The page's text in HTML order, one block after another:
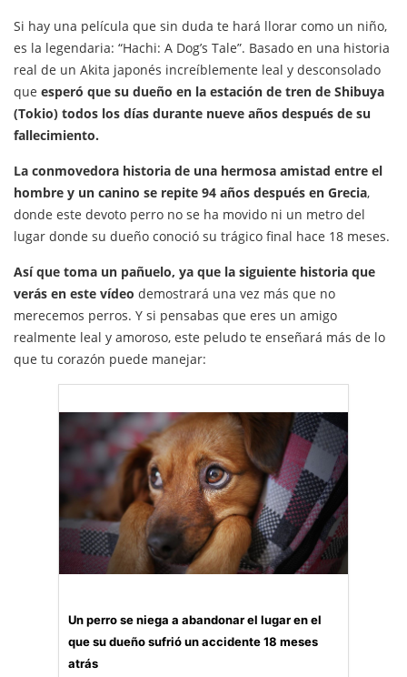
Si hay una película que sin duda te hará llorar como un niño,
es la legendaria: “Hachi: A Dog’s Tale”. Basado en una historia
real de un Akita japonés increíblemente leal y desconsolado
que esperó que su dueño en la estación de tren de Shibuya
(Tokio) todos los días durante nueve años después de su
fallecimiento.
La conmovedora historia de una hermosa amistad entre el
hombre y un canino se repite 94 años después en Grecia,
donde este devoto perro no se ha movido ni un metro del
lugar donde su dueño conoció su trágico final hace 18 meses.
Así que toma un pañuelo, ya que la siguiente historia que
verás en este vídeo demostrará una vez más que no
merecemos perros. Y si pensabas que eres un amigo
realmente leal y amoroso, este peludo te enseñará más de lo
que tu corazón puede manejar:
Un perro se niega a abandonar el lugar en el
que su dueño sufrió un accidente 18 meses
atrás